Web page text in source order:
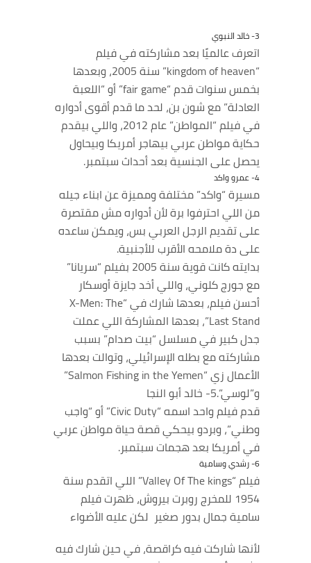
3- خالد النبوي
اتعرف عالميًا بعد مشاركته في فيلم
“kingdom of heaven” سنة 2005، وبعدها
بخمس سنوات قدم “fair game” أو “اللعبة
العادلة” مع شون بن، لحد ما قدم أقوى أدواره
في فيلم “المواطن” عام 2012، واللي بيقدم
حكاية مواطن عربي بيهاجر أمريكا وبيحاول
يحصل على الجنسية بعد أحداث سبتمبر.
4- عمرو واكد
مسيرة “واكد” مختلفة ومميزة عن ابناء جيله
من اللي احترفوا برة لأن أدواره مش مقتصرة
على تقديم الرجل العربي بس، ويمكن ساعده
على دة ملامحه الأقرب للأجنبية.
بدايته كانت قوية سنة 2005 بفيلم “سريانا”
مع جورج كلوني، واللي أخد جايزة أوسكار
أحسن فيلم، بعدها شارك في “X-Men: The
Last Stand”، بعدها المشاركة اللي عملت
جدل كبير في مسلسل “بيت صدام” بسبب
مشاركته مع بطله الإسرائيلي، وتوالت بعدها
الأعمال زي “Salmon Fishing in the Yemen”
و”لوسي”.5- خالد أبو النجا
قدم فيلم واحد اسمه “Civic Duty” أو “واجب
وطني”، وبردو بيحكي قصة حياة مواطن عربي
في أمريكا بعد هجمات سبتمبر.
6- رشدي وسامية
فيلم “Valley Of The kings” اللي اتقدم سنة
1954 للمخرج روبرت بيروش، ظهرت فيلم
سامية جمال بدور صغير لكن عليه الأضواء
لأنها شاركت فيه كراقصة، في حين شارك فيه